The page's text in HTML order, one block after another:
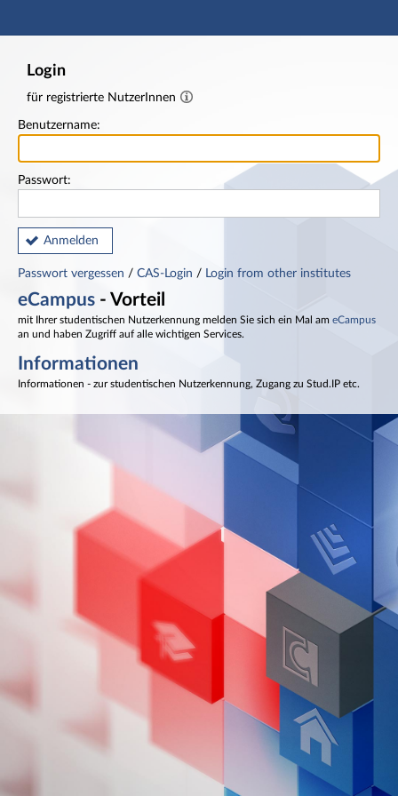
Hauptnavigation
Login
für registrierte NutzerInnen
Benutzername:
Passwort:
Anmelden
Passwort vergessen / CAS-Login / Login from other institutes
eCampus - Vorteil
mit Ihrer studentischen Nutzerkennung melden Sie sich ein Mal am eCampus
an und haben Zugriff auf alle wichtigen Services.
Informationen
Informationen - zur studentischen Nutzerkennung, Zugang zu Stud.IP etc.